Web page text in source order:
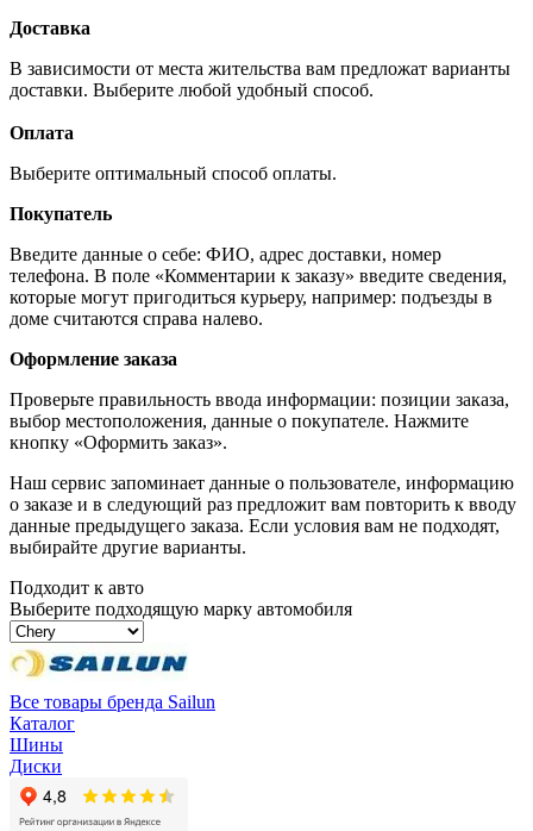
Доставка
В зависимости от места жительства вам предложат варианты
доставки. Выберите любой удобный способ.
Оплата
Выберите оптимальный способ оплаты.
Покупатель
Введите данные о себе: ФИО, адрес доставки, номер
телефона. В поле «Комментарии к заказу» введите сведения,
которые могут пригодиться курьеру, например: подъезды в
доме считаются справа налево.
Оформление заказа
Проверьте правильность ввода информации: позиции заказа,
выбор местоположения, данные о покупателе. Нажмите
кнопку «Оформить заказ».
Наш сервис запоминает данные о пользователе, информацию
о заказе и в следующий раз предложит вам повторить к вводу
данные предыдущего заказа. Если условия вам не подходят,
выбирайте другие варианты.
Подходит к авто
Выберите подходящую марку автомобиля
Все товары бренда Sailun
Каталог
Шины
Диски